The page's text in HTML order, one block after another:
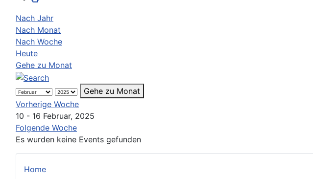
Home
Nach Jahr
Nach Monat
Nach Woche
Heute
Gehe zu Monat
Gehe zu Monat
Vorherige Woche
10 - 16 Februar, 2025
Folgende Woche
Es wurden keine Events gefunden